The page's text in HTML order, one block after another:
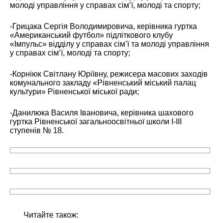
молоді управління у справах сім’ї, молоді та спорту;
-Грицака Сергія Володимировича, керівника гуртка
«Американський футбол» підліткового клубу
«Імпульс» відділу у справах сім’ї та молоді управління
у справах сім’ї, молоді та спорту;
-Корніюк Світлану Юріївну, режисера масових заходів
комунального закладу «Рівненський міський палац
культури» Рівненської міської ради;
-Данилюка Василя Івановича, керівника шахового
гуртка Рівненської загальноосвітньої школи І-ІІІ
ступенів № 18.
Читайте також: